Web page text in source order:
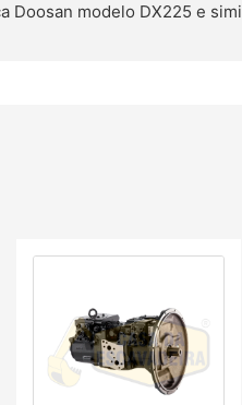
Doosan modelo DX225 e